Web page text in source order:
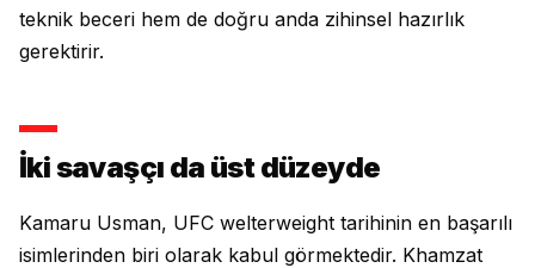
teknik beceri hem de doğru anda zihinsel hazırlık
gerektirir.
İki savaşçı da üst düzeyde
Kamaru Usman, UFC welterweight tarihinin en başarılı
isimlerinden biri olarak kabul görmektedir. Khamzat